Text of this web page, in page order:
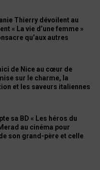
Thierry dévoilent au
« La vie d’une femme »
qu’aux autres
de Nice au cœur de
sur le charme, la
et les saveurs italiennes
sa BD « Les héros du
au cinéma pour
son grand-père et celle